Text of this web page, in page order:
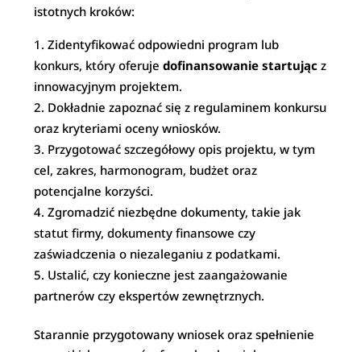
istotnych kroków:
Zidentyfikować odpowiedni program lub
konkurs, który oferujedofinansowanie startując z
innowacyjnym projektem.
Dokładnie zapoznać się z regulaminem konkursu
oraz kryteriami oceny wniosków.
Przygotować szczegółowy opis projektu, w tym
cel, zakres, harmonogram, budżet oraz
potencjalne korzyści.
Zgromadzić niezbędne dokumenty, takie jak
statut firmy, dokumenty finansowe czy
zaświadczenia o niezaleganiu z podatkami.
Ustalić, czy konieczne jest zaangażowanie
partnerów czy ekspertów zewnętrznych.
Starannie przygotowany wniosek oraz spełnienie